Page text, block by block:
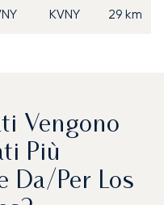
KVNY 29 km
Vengono
Più
Da/per Los